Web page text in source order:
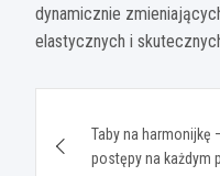
dynamicznie
elastycznych i
wpisu
Taby na harmonijkę
postępy na każdym